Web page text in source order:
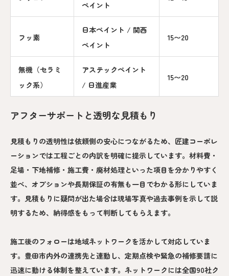
ペイント
フッ素
日本ペイント / 関西
ペイント
15〜20
無機（セラミ
ック系）
アステックペイント
/ 日進産業
15〜20
アフターサポートと透明な見積もり
見積もりの透明性は依頼側の安心につながるため、匠建コーポレ
ーションでは工程ごとの内訳を明確に提示しています。材料費・
足場・下地補修・施工費・廃材処理といった項目を分かりやすく
並べ、オプションや長期保証の有無も一目でわかる形にしていま
す。見積もりに疑問が出た場合は現場写真や過去事例を示して説
明するため、納得感をもって判断してもらえます。
施工後のフォローは地域ネットワークを活かして対応していま
す。豊田市内外の連携先と連動し、定期点検や緊急の補修要請に
迅速に動ける体制を整えています。ネットワークには全国90社ク